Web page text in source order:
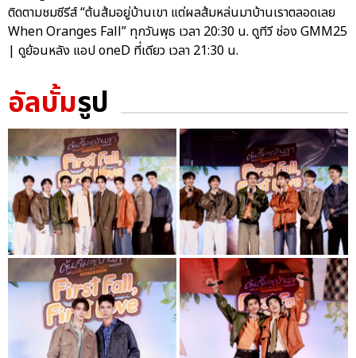
ติดตามชมซีรีส์ “ต้นส้มอยู่บ้านเขา แต่ผลส้มหล่นมาบ้านเราตลอดเลย
When Oranges Fall” ทุกวันพุธ เวลา 20:30 น. ดูทีวี ช่อง GMM25
| ดูย้อนหลัง แอป oneD ที่เดียว เวลา 21:30 น.
อัลบั้มรูป